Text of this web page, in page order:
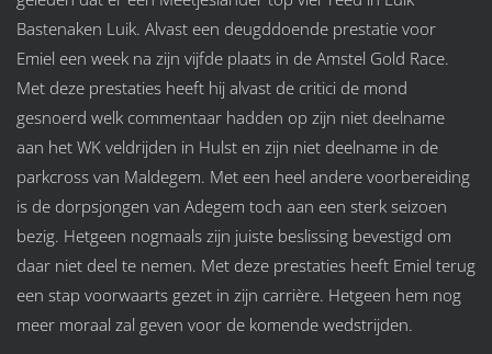
Bastenaken Luik. Alvast een deugddoende prestatie voor
Emiel een week na zijn vijfde plaats in de Amstel Gold Race.
Met deze prestaties heeft hij alvast de critici de mond
gesnoerd welk commentaar hadden op zijn niet deelname
aan het WK veldrijden in Hulst en zijn niet deelname in de
parkcross van Maldegem. Met een heel andere voorbereiding
is de dorpsjongen van Adegem toch aan een sterk seizoen
bezig. Hetgeen nogmaals zijn juiste beslissing bevestigd om
daar niet deel te nemen. Met deze prestaties heeft Emiel terug
een stap voorwaarts gezet in zijn carrière. Hetgeen hem nog
meer moraal zal geven voor de komende wedstrijden.